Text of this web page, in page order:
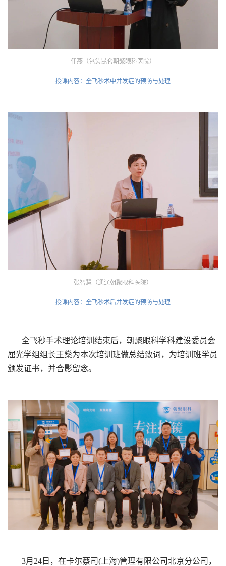
任燕（包头昆仑朝聚眼科医院）
授课内容：全飞秒术中并发症的预防与处理
张智慧（通辽朝聚眼科医院）
授课内容：全飞秒术后并发症的预防与处理
全飞秒手术理论培训结束后，朝聚眼科学科建设委员会
屈光学组组长王燊为本次培训班做总结致词，为培训班学员
颁发证书，并合影留念。
3月24日，在卡尔蔡司(上海)管理有限公司北京分公司，